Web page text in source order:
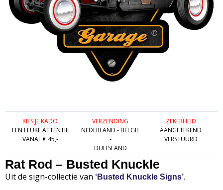
KIES JE KADO
EEN LEUKE ATTENTIE
VANAF € 45,-
VERZENDING
NEDERLAND - BELGIE
-
DUITSLAND
ZEKERHEID
AANGETEKEND
VERSTUURD
Rat Rod – Busted Knuckle
Uit de sign-collectie van ‘Busted Knuckle Signs’.